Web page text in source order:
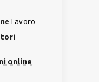
Lavoro
online